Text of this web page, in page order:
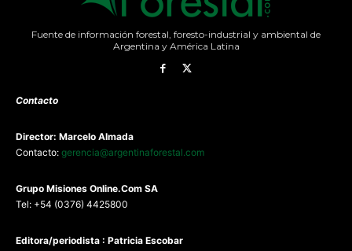
Fuente de información forestal, foresto-industrial y ambiental de
Argentina y América Latina
Contacto
Director: Marcelo Almada
Contacto: gerencia@argentinaforestal.com
Grupo Misiones Online.Com SA
Tel: +54 (0376) 4425800
Editora/periodista : Patricia Escobar